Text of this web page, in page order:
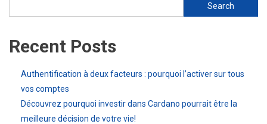
Search
Recent Posts
Authentification à deux facteurs : pourquoi l’activer sur tous
vos comptes
Découvrez pourquoi investir dans Cardano pourrait être la
meilleure décision de votre vie!